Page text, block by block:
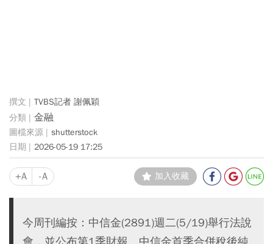
TVBS記者 謝佩穎
金融
shutterstock
2026-05-19 17:25
+A -A 加入收藏
今周刊編按：中信金(2891)週二(5/19)舉行法說